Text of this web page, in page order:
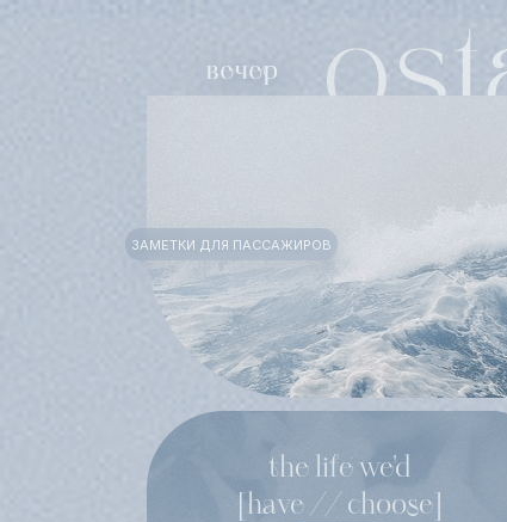
the life we'd
[have // choose]
ЗАМЕТКИ ДЛЯ ПАССАЖИРОВ